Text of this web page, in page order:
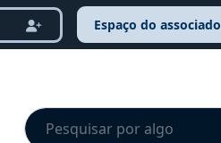
Espaço do associado
Ir para o resultado